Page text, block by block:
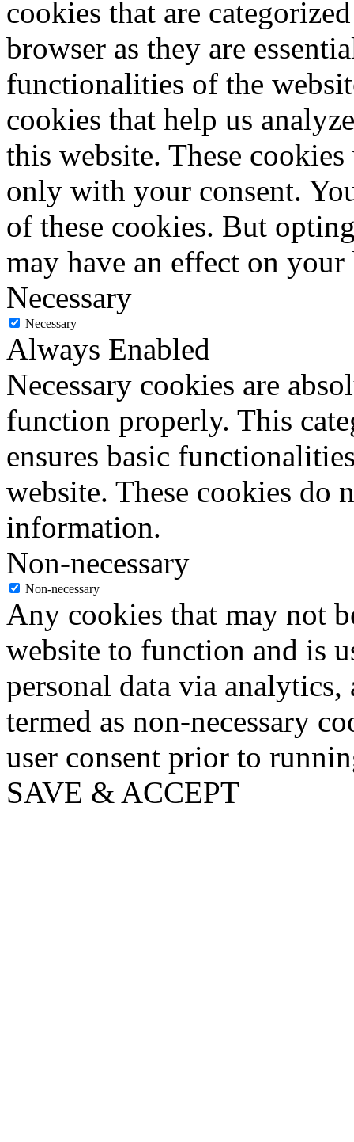
cookies that are
browser as they are
functionalities of the
cookies that help us
this website. These
only with your consent.
of these cookies. But
may have an effect on
Necessary
Necessary
Always Enabled
Necessary cookies are
function properly. This
ensures basic
website. These cookies do
information.
Non-necessary
Non-necessary
Any cookies that may not
website to function and is
personal data via analytics,
termed as non-necessary
user consent prior to
SAVE & ACCEPT